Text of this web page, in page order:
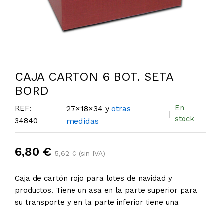
CAJA CARTON 6 BOT. SETA
BORD
REF:
34840
27×18×34 y otras
medidas
En
stock
6,80 € 5,62 € (sin IVA)
Caja de cartón rojo para lotes de navidad y
productos. Tiene un asa en la parte superior para
su transporte y en la parte inferior tiene una